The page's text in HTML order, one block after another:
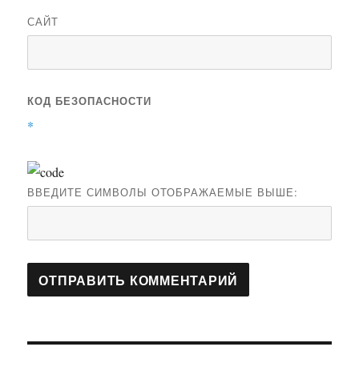
САЙТ
КОД БЕЗОПАСНОСТИ
*
ВВЕДИТЕ СИМВОЛЫ ОТОБРАЖАЕМЫЕ ВЫШЕ: